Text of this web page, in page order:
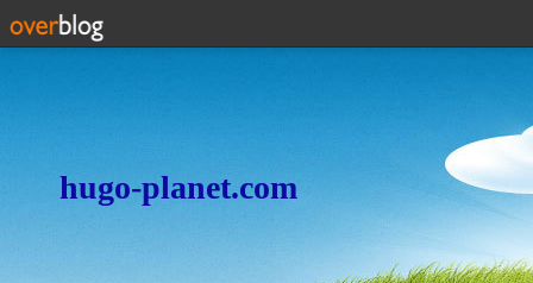
hugo-planet.com